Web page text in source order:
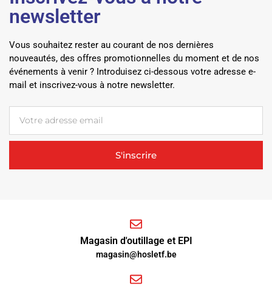
newsletter
Vous souhaitez rester au courant de nos dernières
nouveautés, des offres promotionnelles du moment et de nos
événements à venir ? Introduisez ci-dessous votre adresse e-
mail et inscrivez-vous à notre newsletter.
S'inscrire
Magasin d'outillage et EPI
magasin@hosletf.be